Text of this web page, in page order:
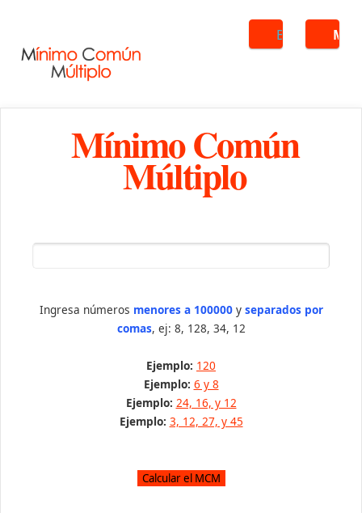
Buscar
Mínimo Común
Múltiplo
Ingresa números menores a 100000y separados por
comas, ej: 8, 128, 34, 12
Ejemplo: 120
Ejemplo: 6 y 8
Ejemplo: 24, 16, y 12
Ejemplo: 3, 12, 27, y 45